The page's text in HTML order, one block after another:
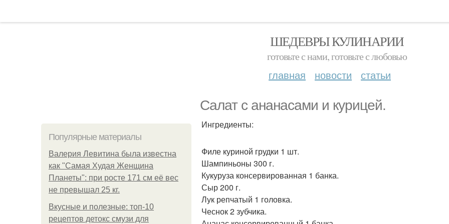
ШЕДЕВРЫ КУЛИНАРИИ
готовьте с нами, готовьте с любовью
главная новости статьи
Салат с ананасами и курицей.
Популярные материалы
Валерия Левитина была известна
как "Самая Худая Женщина
Планеты": при росте 171 см её вес
не превышал 25 кг.
Вкусные и полезные: топ-10
рецептов детокс смузи для
Ингредиенты:
Филе куриной грудки 1 шт.
Шампиньоны 300 г.
Кукуруза консервированная 1 банка.
Сыр 200 г.
Лук репчатый 1 головка.
Чеснок 2 зубчика.